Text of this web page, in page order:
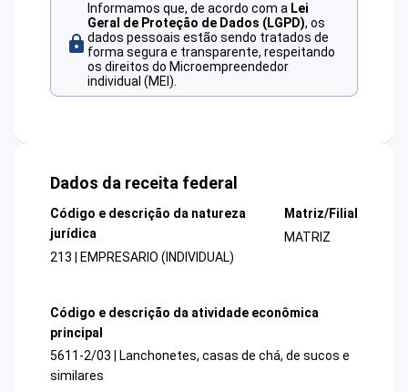
Informamos que, de acordo com a Lei
Geral de Proteção de Dados (LGPD), os
dados pessoais estão sendo tratados de
forma segura e transparente, respeitando
os direitos do Microempreendedor
individual (MEI).
Dados da receita federal
Código e descrição da natureza
jurídica
213 | EMPRESARIO (INDIVIDUAL)
Matriz/Filial
MATRIZ
Código e descrição da atividade econômica
principal
5611-2/03 | Lanchonetes, casas de chá, de sucos e
similares